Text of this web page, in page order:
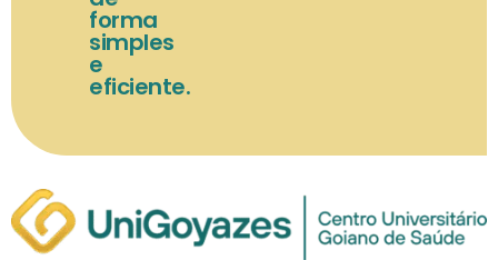
forma
simples
e
eficiente.